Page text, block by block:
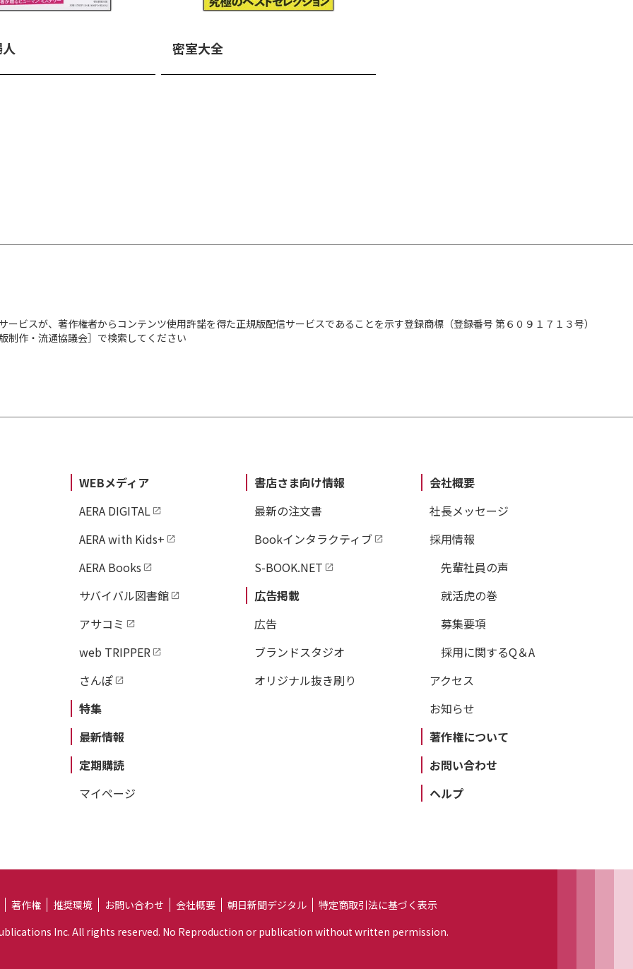
密室大全
ビスが、著作権者からコンテンツ使用許諾を得た正規版配信サービスであることを示す登録商標（登録番号 第６０９１７１３号）
制作・流通協議会］で検索してください
WEBメディア
AERA DIGITAL
AERA with Kids+
AERA Books
サバイバル図書館
アサコミ
web TRIPPER
さんぽ
特集
最新情報
定期購読
マイページ
書店さま向け情報
最新の注文書
Bookインタラクティブ
S-BOOK.NET
広告掲載
広告
ブランドスタジオ
オリジナル抜き刷り
会社概要
社長メッセージ
採用情報
先輩社員の声
就活虎の巻
募集要項
採用に関するQ＆A
アクセス
お知らせ
著作権について
お問い合わせ
ヘルプ
著作権 推奨環境 お問い合わせ 会社概要 朝日新聞デジタル
特定商取引法に基づく表示
Inc. All rights reserved. No Reproduction or publication without written permission.